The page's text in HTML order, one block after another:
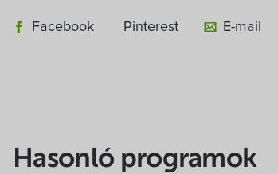
Facebook Pinterest E-mail
Hasonló programok